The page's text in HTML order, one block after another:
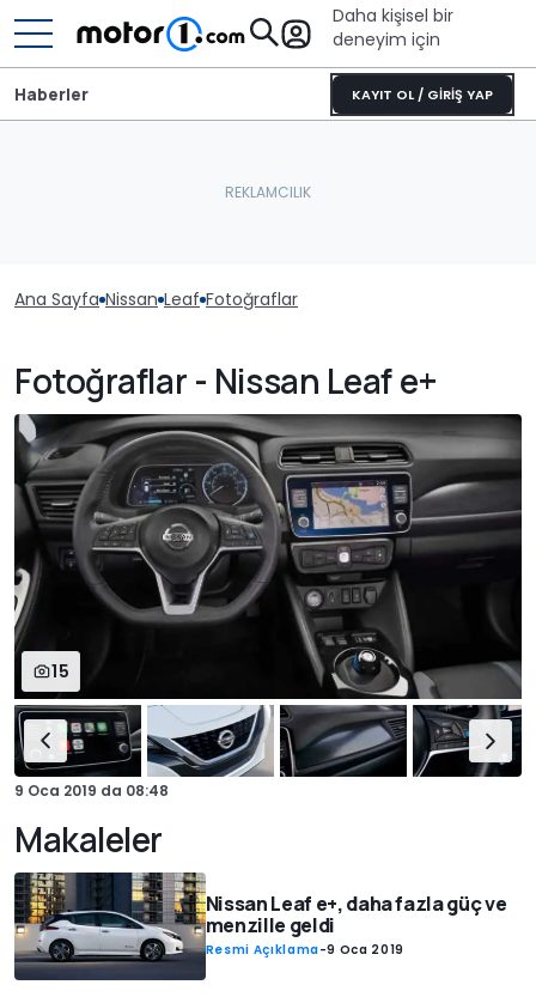
Daha kişisel bir
deneyim için
KAYIT OL / GİRİŞ YAP
Haberler
Ana Sayfa Nissan Leaf Fotoğraflar
Fotoğraflar - Nissan Leaf e+
15
9 Oca 2019 da 08:48
Makaleler
Nissan Leaf e+, daha fazla güç ve
menzille geldi
Resmi Açıklama-9 Oca 2019